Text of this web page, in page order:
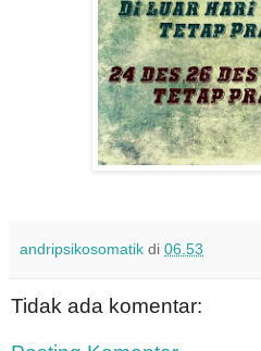
andripsikosomatik di 06.53
Tidak ada komentar: